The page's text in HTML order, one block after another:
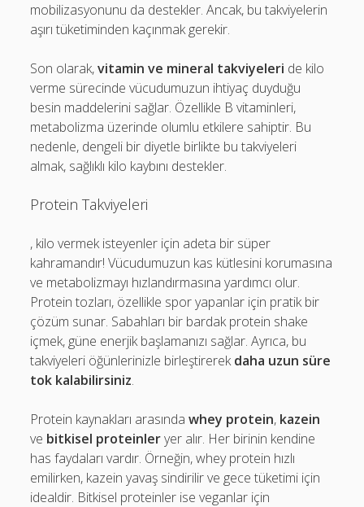
mobilizasyonunu da destekler. Ancak, bu takviyelerin
aşırı tüketiminden kaçınmak gerekir.
Son olarak,vitamin ve mineral takviyeleri de kilo
verme sürecinde vücudumuzun ihtiyaç duyduğu
besin maddelerini sağlar. Özellikle B vitaminleri,
metabolizma üzerinde olumlu etkilere sahiptir. Bu
nedenle, dengeli bir diyetle birlikte bu takviyeleri
almak, sağlıklı kilo kaybını destekler.
Protein Takviyeleri
, kilo vermek isteyenler için adeta bir süper
kahramandır! Vücudumuzun kas kütlesini korumasına
ve metabolizmayı hızlandırmasına yardımcı olur.
Protein tozları, özellikle spor yapanlar için pratik bir
çözüm sunar. Sabahları bir bardak protein shake
içmek, güne enerjik başlamanızı sağlar. Ayrıca, bu
takviyeleri öğünlerinizle birleştirerekdaha uzun süre
tok kalabilirsiniz.
Protein kaynakları arasındawhey protein, kazein
ve bitkisel proteinleryer alır. Her birinin kendine
has faydaları vardır. Örneğin, whey protein hızlı
emilirken, kazein yavaş sindirilir ve gece tüketimi için
idealdir. Bitkisel proteinler ise veganlar için